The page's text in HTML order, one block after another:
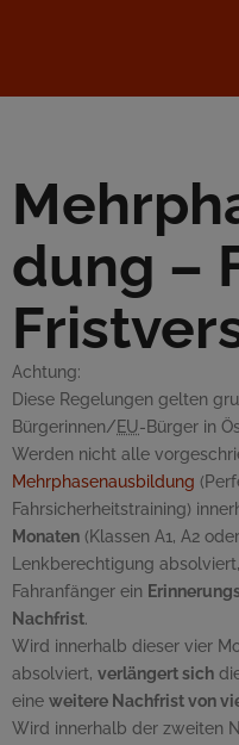
dung –
Achtung:
Diese Regelungen gelten
Bürgerinnen/EU-Bürger in
Werden nicht alle
Mehrphasenausbildung
Fahrsicherheitstraining)
Monaten (Klassen A1, A2
Lenkberechtigung
Fahranfänger ein
Nachfrist.
Wird innerhalb dieser vier
absolviert, verlängert sich
eine weitere Nachfrist von
Wird innerhalb der zweiten